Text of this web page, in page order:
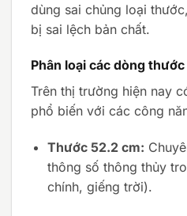
dùng sai chủng loại
bị sai lệch bản chất.
Phân loại các dòng thước
Trên thị trường hiện nay
phổ biến với các công
Thước 52.2 cm:
thông số thông thủy
chính, giếng trời).